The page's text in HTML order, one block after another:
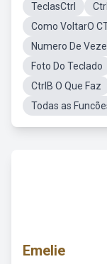
TeclasCtrl
Como VoltarO
Numero De
Foto Do Teclado
CtrlB O Que Faz
Todas as
Emelie